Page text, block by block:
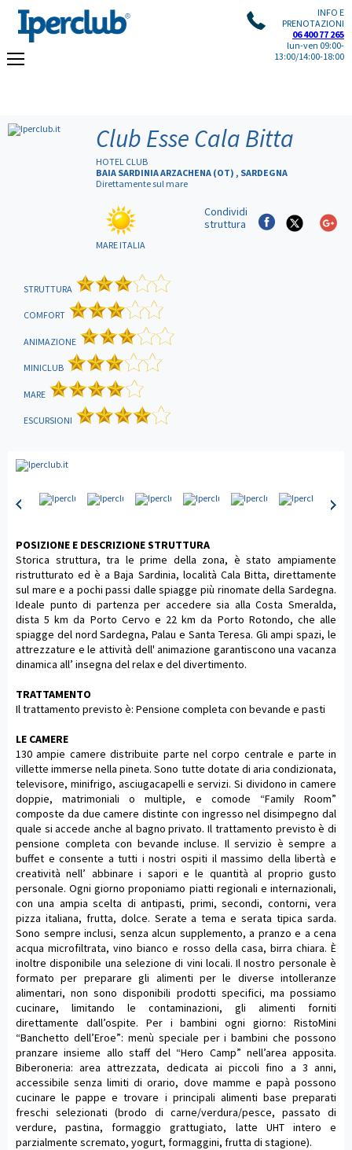
INFO E
PRENOTAZIONI
06 400 77 265
lun-ven 09:00-
13:00/14:00-18:00
Club Esse Cala Bitta
HOTEL CLUB
BAIA SARDINIA ARZACHENA (OT) , SARDEGNA
Direttamente sul mare
MARE ITALIA
Condividi
struttura
STRUTTURA
COMFORT
ANIMAZIONE
MINICLUB
MARE
ESCURSIONI
POSIZIONE E DESCRIZIONE STRUTTURA
Storica struttura, tra le prime della zona, è stato ampiamente
ristrutturato ed è a Baja Sardinia, località Cala Bitta, direttamente
sul mare e a pochi passi dalle spiagge più rinomate della Sardegna.
Ideale punto di partenza per accedere sia alla Costa Smeralda,
dista 5 km da Porto Cervo e 22 km da Porto Rotondo, che alle
spiagge del nord Sardegna, Palau e Santa Teresa. Gli ampi spazi, le
attrezzature e le attività dell' animazione garantiscono una vacanza
dinamica all’ insegna del relax e del divertimento.
TRATTAMENTO
Il trattamento previsto è: Pensione completa con bevande e pasti
LE CAMERE
130 ampie camere distribuite parte nel corpo centrale e parte in
villette immerse nella pineta. Sono tutte dotate di aria condizionata,
televisore, minifrigo, asciugacapelli e servizi. Si dividono in camere
doppie, matrimoniali o multiple, e comode “Family Room”
composte da due camere distinte con ingresso nel disimpegno dal
quale si accede anche al bagno privato. Il trattamento previsto è di
pensione completa con bevande incluse. Il servizio è sempre a
buffet e consente a tutti i nostri ospiti il massimo della libertà e
creatività nell’ abbinare i sapori e le quantità al proprio gusto
personale. Ogni giorno proponiamo piatti regionali e internazionali,
con una ampia scelta di antipasti, primi, secondi, contorni, vera
pizza italiana, frutta, dolce. Serate a tema e serata tipica sarda.
Sono sempre inclusi, senza alcun supplemento, a pranzo e a cena
acqua microfiltrata, vino bianco e rosso della casa, birra chiara. È
inoltre disponibile una selezione di vini locali. Il nostro personale è
formato per preparare gli alimenti per le diverse intolleranze
alimentari, non sono disponibili prodotti specifici, ma possiamo
cucinare, limitando le contaminazioni, gli alimenti forniti
direttamente dall’ospite. Per i bambini ogni giorno: RistoMini
“Banchetto dell’Eroe”: menù speciale per i bambini che possono
pranzare insieme allo staff del “Hero Camp” nell’area apposita.
Biberoneria: area attrezzata, dedicata ai piccoli fino a 3 anni,
accessibile senza limiti di orario, dove mamme e papà possono
cucinare le pappe e trovare i principali alimenti base preparati
freschi selezionati (brodo di carne/verdura/pesce, passato di
verdure, pastina, formaggio grattugiato, latte UHT intero e
parzialmente scremato, yogurt, formaggini, frutta di stagione).